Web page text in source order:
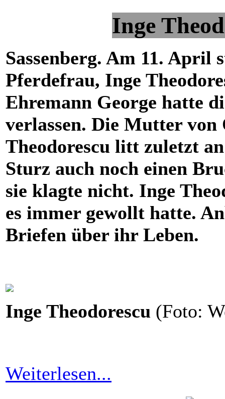
Inge
Sassenberg. Am 11. April
Pferdefrau, Inge
Ehremann George hatte
verlassen. Die Mutter
Theodorescu litt zuletzt
Sturz auch noch einen
sie klagte nicht. Inge
es immer gewollt hatte.
Briefen über ihr Leben.
Inge Theodorescu (Foto:
Weiterlesen...